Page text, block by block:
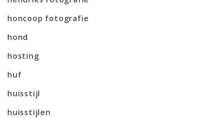
honcoop fotografie
hond
hosting
huf
huisstijl
huisstijlen